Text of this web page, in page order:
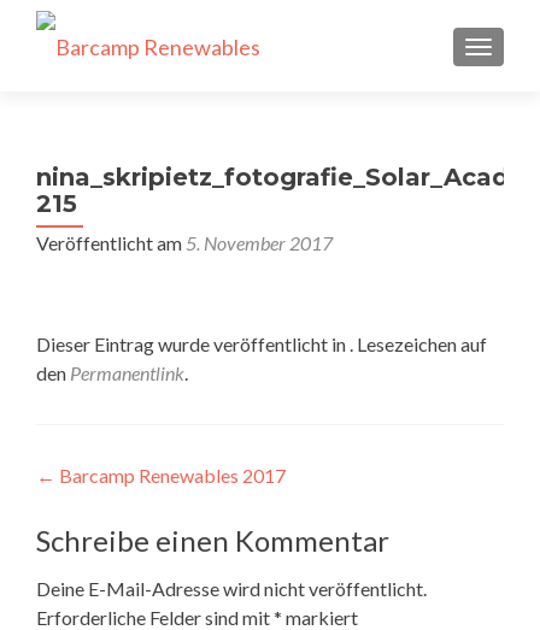
215
Veröffentlicht am 5. November 2017
Dieser Eintrag wurde veröffentlicht in . Lesezeichen auf
den Permanentlink.
Beitragsnavigation
← Barcamp Renewables 2017
Schreibe einen Kommentar
Deine E-Mail-Adresse wird nicht veröffentlicht.
Erforderliche Felder sind mit* markiert